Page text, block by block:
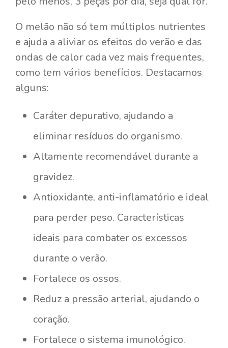
O melão não só tem múltiplos nutrientes
e ajuda a aliviar os efeitos do verão e das
ondas de calor cada vez mais frequentes,
como tem vários benefícios. Destacamos
alguns:
Caráter depurativo, ajudando a
eliminar resíduos do organismo.
Altamente recomendável durante a
gravidez.
Antioxidante, anti-inflamatório e ideal
para perder peso. Características
ideais para combater os excessos
durante o verão.
Fortalece os ossos.
Reduz a pressão arterial, ajudando o
coração.
Fortalece o sistema imunológico.